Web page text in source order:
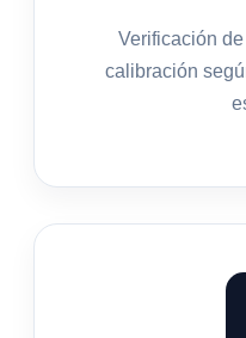
Verificación
calibración